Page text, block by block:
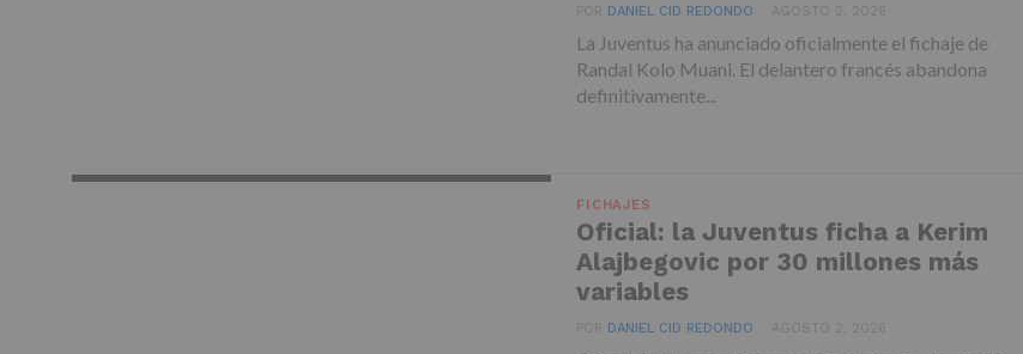
POR DANIEL CID REDONDO AGOSTO 2, 2026
La Juventus ha anunciado oficialmente el fichaje de
Randal Kolo Muani. El delantero francés abandona
definitivamente...
FICHAJES
Oficial: la Juventus ficha a Kerim
Alajbegovic por 30 millones más
variables
POR DANIEL CID REDONDO AGOSTO 2, 2026